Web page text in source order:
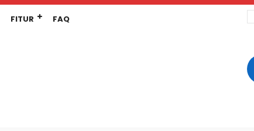
FITUR FAQ